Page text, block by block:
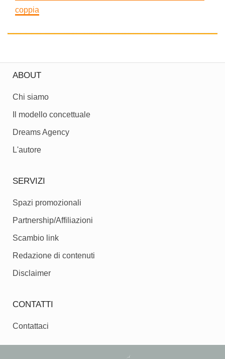
coppia
ABOUT
Chi siamo
Il modello concettuale
Dreams Agency
L'autore
SERVIZI
Spazi promozionali
Partnership/Affiliazioni
Scambio link
Redazione di contenuti
Disclaimer
CONTATTI
Contattaci